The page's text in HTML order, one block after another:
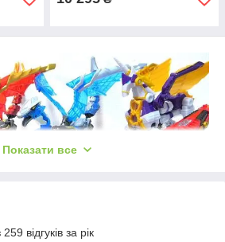
Показати все
відгуків за рік